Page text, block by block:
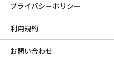
プライバシーポリシー
利用規約
お問い合わせ